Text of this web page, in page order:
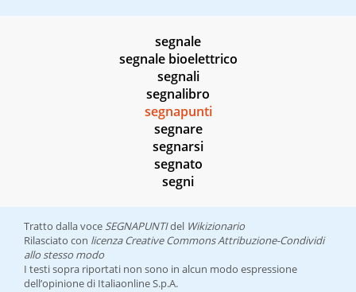
segnale
segnale bioelettrico
segnali
segnalibro
segnapunti
segnare
segnarsi
segnato
segni
Tratto dalla voce SEGNAPUNTIdel Wikizionario
Rilasciato con licenza Creative Commons Attribuzione-Condividi
allo stesso modo
I testi sopra riportati non sono in alcun modo espressione
dell’opinione di Italiaonline S.p.A.